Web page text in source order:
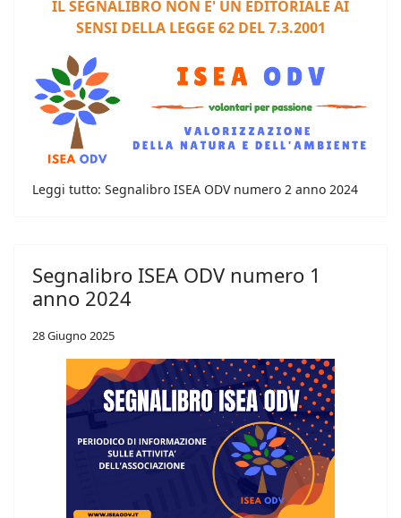
IL SEGNALIBRO NON E' UN EDITORIALE AI
SENSI DELLA LEGGE 62 DEL 7.3.2001
Leggi tutto: Segnalibro ISEA ODV numero 2 anno 2024
Segnalibro ISEA ODV numero 1
anno 2024
28 Giugno 2025